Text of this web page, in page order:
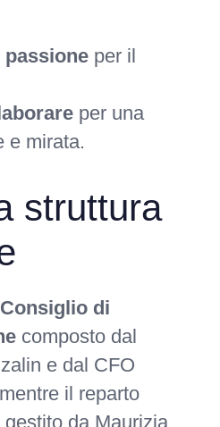
passioneper il
per una
e mirata.
struttura
Consiglio di
composto dal
e dal CFO
il reparto
da Maurizia